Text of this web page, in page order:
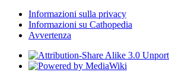
Informazioni sulla privacy
Informazioni su Cathopedia
Avvertenza